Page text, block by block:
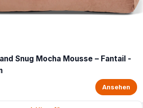
Snug Mocha Mousse – Fantail -
Ansehen